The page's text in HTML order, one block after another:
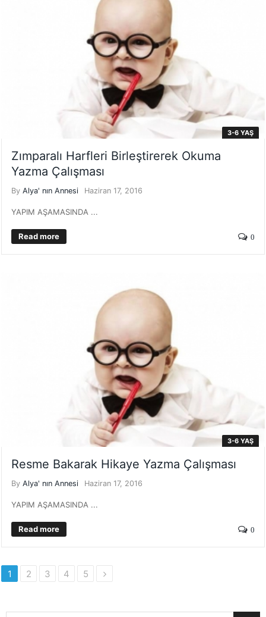
3-6 YAŞ
Zımparalı Harfleri Birleştirerek Okuma
Yazma Çalışması
ByAlya' nın Annesi Haziran 17, 2016
YAPIM AŞAMASINDA ...
Read more 0
3-6 YAŞ
Resme Bakarak Hikaye Yazma Çalışması
ByAlya' nın Annesi Haziran 17, 2016
YAPIM AŞAMASINDA ...
Read more 0
1 2 3 4 5